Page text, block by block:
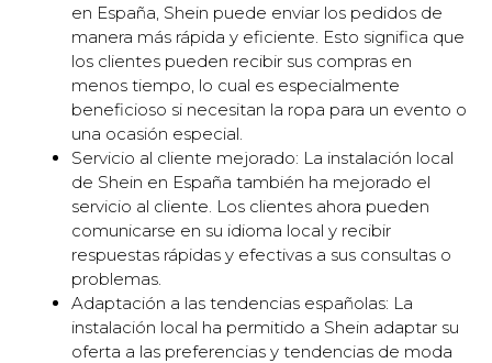
en España, Shein puede enviar los pedidos de
manera más rápida y eficiente. Esto significa que
los clientes pueden recibir sus compras en
menos tiempo, lo cual es especialmente
beneficioso si necesitan la ropa para un evento o
una ocasión especial.
Servicio al cliente mejorado: La instalación local
de Shein en España también ha mejorado el
servicio al cliente. Los clientes ahora pueden
comunicarse en su idioma local y recibir
respuestas rápidas y efectivas a sus consultas o
problemas.
Adaptación a las tendencias españolas: La
instalación local ha permitido a Shein adaptar su
oferta a las preferencias y tendencias de moda